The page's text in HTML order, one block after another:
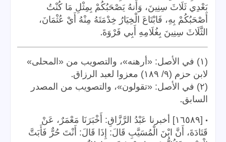
بَعْدِي ثَلَاثَ سِنِينَ، وَأَنهُ يَصْحَبُكُمْ بِمِثْلِ مَا كُنْتُ
أَصْحَبُكُمْ بِهِ، فَابْتَاعَ الْخِيَارُ خِدْمَتَهُ مِنْهُ أَيْ عُثْمَانَ،
الثَّلَاثَ سِنِينَ بِغُلَامِهِ أَبِي فَرْوَةَ.
(١) في الأصل: «أرهنه»، والتصويب من «المحلى»
لابن حزم (٩/ ١٨٩) معزوا لعبد الرزاق
.
(٢) في الأصل: «تقولون»، والتصويب من المصدر
السابق.
•
[١٦٥٨٩] أخبرنا عَبْدُ الرَّزَّاقِ: أَخْبَرَنَا مَعْمَرٌ، عَنْ
قَتَادَةَ، أَنَّ ابْنَ الْمُسَيَّبِ قَالَ: إِذَا قَالَ: أَنْتَ حُرٌّ فَأَبَتَّ